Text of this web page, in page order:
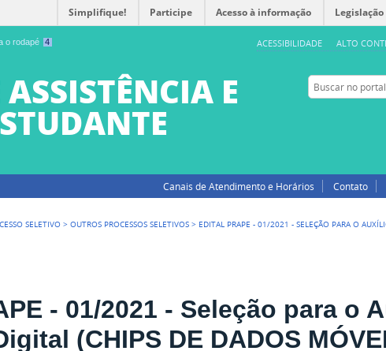
o rodapé 4 ACESSIBILIDADE ALTO
Simplifique! Participe Acesso à informação Legislação
E Buscar no portal
Canais de Atendimento e Horários Contato
SELETIVO >OUTROS PROCESSOS SELETIVOS > EDITAL PRAPE - 01/2021 - SELEÇÃO PARA O
- 01/2021 - Seleção para o
(CHIPS DE DADOS